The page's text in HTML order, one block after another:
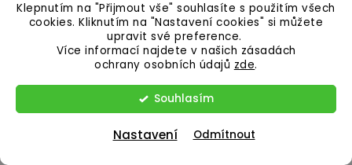
Klepnutím na "Přijmout vše" souhlasíte s použitím všech
cookies. Kliknutím na "Nastavení cookies" si můžete
upravit své preference.
Více informací najdete v našich zásadách
ochrany osobních údajů zde.
Souhlasím
Nastavení Odmítnout
–30 %
Povrch na
dětské hřiště
sportoviště |
306x306x20 mm
133,88 Kč bez DPH
162 Kč
232 Kč
Povrch na
dětské hřiště
sportoviště |
306x306x20 mm
133,88 Kč bez DPH
162 Kč